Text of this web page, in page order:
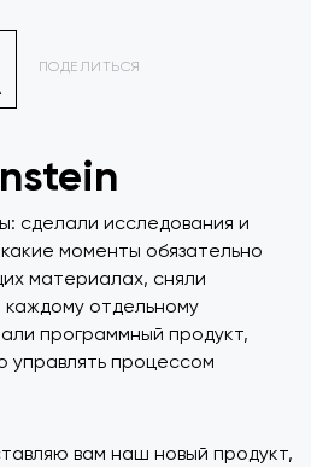
ПОДЕЛИТЬСЯ
сделали исследования и
моменты обязательно
материалах, сняли
отдельному
программный продукт,
управлять процессом
вам наш новый продукт,